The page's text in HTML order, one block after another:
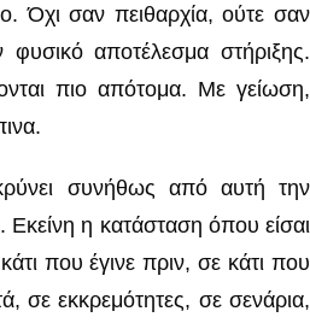
Όχι σαν πειθαρχία, ούτε σαν
αποτέλεσμα στήριξης.
πιο απότομα. Με γείωση,
συνήθως από αυτή την
Εκείνη η κατάσταση όπου είσαι
που έγινε πριν, σε κάτι που
σε εκκρεμότητες, σε σενάρια,